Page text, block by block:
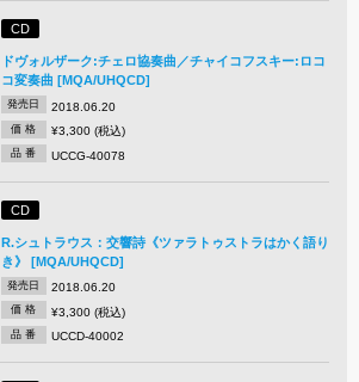
CD
ドヴォルザーク:チェロ協奏曲／チャイコフスキー:ロコ
コ変奏曲 [MQA/UHQCD]
発売日 2018.06.20
価 格 ¥3,300 (税込)
品 番 UCCG-40078
CD
R.シュトラウス：交響詩《ツァラトゥストラはかく語り
き》 [MQA/UHQCD]
発売日 2018.06.20
価 格 ¥3,300 (税込)
品 番 UCCD-40002